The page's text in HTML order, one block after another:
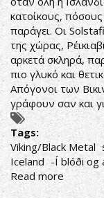
κατοίκους,
παράγει. Οι
της χώρας,
αρκετά σκληρά,
πιο γλυκό και
Απόγονοι των
γράφουν σαν και
Tags:
Viking/Black Metal
Iceland -Í blóði og
Read more about